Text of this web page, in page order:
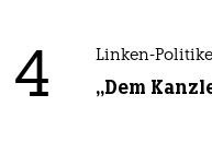
4 Linken-
„Dem